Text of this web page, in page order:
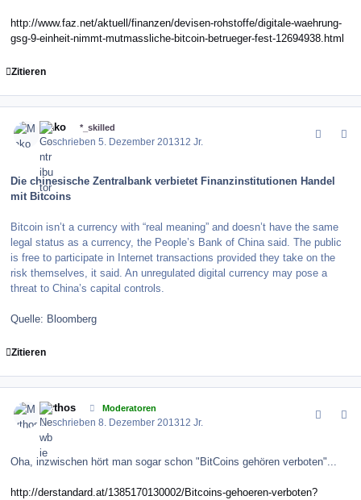
http://www.faz.net/aktuell/finanzen/devisen-rohstoffe/digitale-waehrung-
gsg-9-einheit-nimmt-mutmassliche-bitcoin-betrueger-fest-12694938.html
Zitieren
Mako *_skilled
Geschrieben5. Dezember 201312 Jr.
Die chinesische Zentralbank verbietet Finanzinstitutionen Handel
mit Bitcoins
Bitcoin isn’t a currency with “real meaning” and doesn’t have the same
legal status as a currency, the People’s Bank of China said. The public
is free to participate in Internet transactions provided they take on the
risk themselves, it said. An unregulated digital currency may pose a
threat to China’s capital controls.
Quelle: Bloomberg
Zitieren
Mythos Moderatoren
Geschrieben8. Dezember 201312 Jr.
Oha, inzwischen hört man sogar schon "BitCoins gehören verboten"...
http://derstandard.at/1385170130002/Bitcoins-gehoeren-verboten?